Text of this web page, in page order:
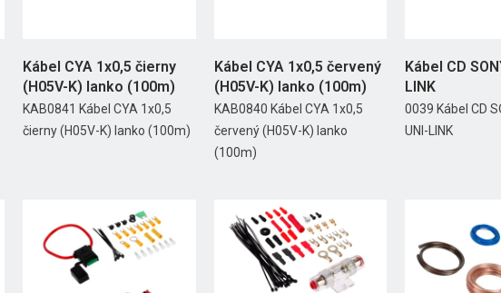
Kábel CYA 1x0,5 čierny
(H05V-K) lanko (100m)
KAB0841 Kábel CYA 1x0,5
čierny (H05V-K) lanko (100m)
Kábel CYA 1x0,5 červený
(H05V-K) lanko (100m)
KAB0840 Kábel CYA 1x0,5
červený (H05V-K) lanko
(100m)
Kábel CD
LINK
0039 Kábel CD
UNI-LINK